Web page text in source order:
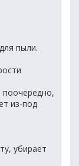
пыли.
поочередно,
из-под
убирает